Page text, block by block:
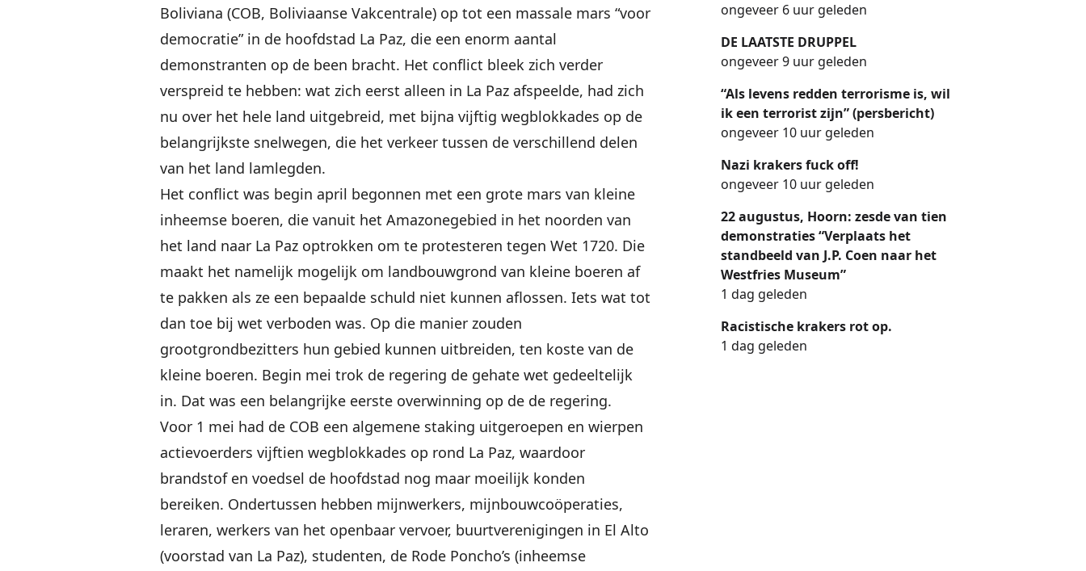
Boliviana (COB, Boliviaanse Vakcentrale) op tot een massale mars “voor
democratie” in de hoofdstad La Paz, die een enorm aantal
demonstranten op de been bracht. Het conflict bleek zich verder
verspreid te hebben: wat zich eerst alleen in La Paz afspeelde, had zich
nu over het hele land uitgebreid, met bijna vijftig wegblokkades op de
belangrijkste snelwegen, die het verkeer tussen de verschillend delen
van het land lamlegden.
Het conflict was begin april begonnen met een grote mars van kleine
inheemse boeren, die vanuit het Amazonegebied in het noorden van
het land naar La Paz optrokken om te protesteren tegen Wet 1720. Die
maakt het namelijk mogelijk om landbouwgrond van kleine boeren af
te pakken als ze een bepaalde schuld niet kunnen aflossen. Iets wat tot
dan toe bij wet verboden was. Op die manier zouden
grootgrondbezitters hun gebied kunnen uitbreiden, ten koste van de
kleine boeren. Begin mei trok de regering de gehate wet gedeeltelijk
in. Dat was een belangrijke eerste overwinning op de de regering.
Voor 1 mei had de COB een algemene staking uitgeroepen en wierpen
actievoerders vijftien wegblokkades op rond La Paz, waardoor
brandstof en voedsel de hoofdstad nog maar moeilijk konden
bereiken. Ondertussen hebben mijnwerkers, mijnbouwcoöperaties,
leraren, werkers van het openbaar vervoer, buurtverenigingen in El Alto
(voorstad van La Paz), studenten, de Rode Poncho’s (inheemse
ongeveer 6 uur geleden
DE LAATSTE DRUPPEL
ongeveer 9 uur geleden
“Als levens redden terrorisme is, wil
ik een terrorist zijn” (persbericht)
ongeveer 10 uur geleden
Nazi krakers fuck off!
ongeveer 10 uur geleden
22 augustus, Hoorn: zesde van tien
demonstraties “Verplaats het
standbeeld van J.P. Coen naar het
Westfries Museum”
1 dag geleden
Racistische krakers rot op.
1 dag geleden